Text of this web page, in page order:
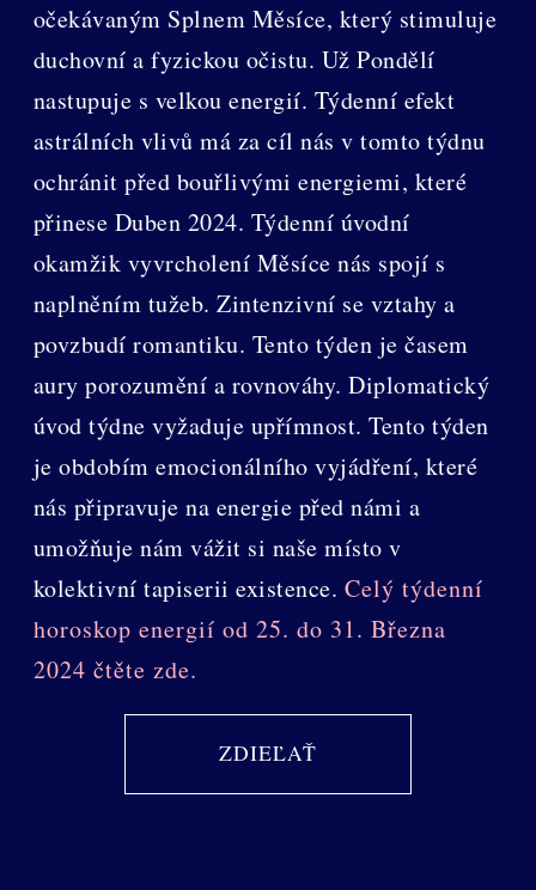
očekávaným Splnem Měsíce, který stimuluje
duchovní a fyzickou očistu. Už Pondělí
nastupuje s velkou energií. Týdenní efekt
astrálních vlivů má za cíl nás v tomto týdnu
ochránit před bouřlivými energiemi, které
přinese Duben 2024. Týdenní úvodní
okamžik vyvrcholení Měsíce nás spojí s
naplněním tužeb. Zintenzivní se vztahy a
povzbudí romantiku. Tento týden je časem
aury porozumění a rovnováhy. Diplomatický
úvod týdne vyžaduje upřímnost. Tento týden
je obdobím emocionálního vyjádření, které
nás připravuje na energie před námi a
umožňuje nám vážit si naše místo v
kolektivní tapiserii existence. Celý týdenní
horoskop energií od 25. do 31. Března
2024 čtěte zde.
ZDIEĽAŤ